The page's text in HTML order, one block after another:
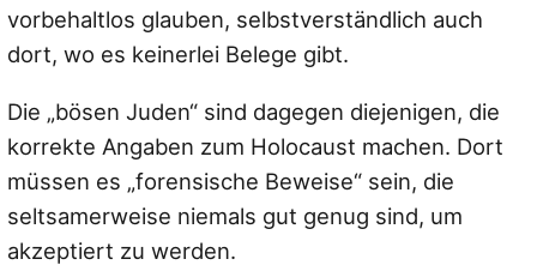
vorbehaltlos glauben, selbstverständlich auch
dort, wo es keinerlei Belege gibt.
Die „bösen Juden“ sind dagegen diejenigen, die
korrekte Angaben zum Holocaust machen. Dort
müssen es „forensische Beweise“ sein, die
seltsamerweise niemals gut genug sind, um
akzeptiert zu werden.